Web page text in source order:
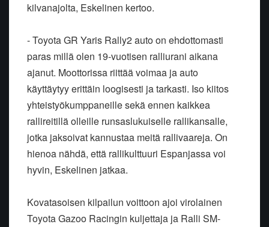
kilvanajolta, Eskelinen kertoo.
- Toyota GR Yaris Rally2 auto on ehdottomasti
paras millä olen 19-vuotisen ralliurani aikana
ajanut. Moottorissa riittää voimaa ja auto
käyttäytyy erittäin loogisesti ja tarkasti. Iso kiitos
yhteistyökumppaneille sekä ennen kaikkea
rallireitillä olleille runsaslukuiselle rallikansalle,
jotka jaksoivat kannustaa meitä rallivaareja. On
hienoa nähdä, että rallikulttuuri Espanjassa voi
hyvin, Eskelinen jatkaa.
Kovatasoisen kilpailun voittoon ajoi virolainen
Toyota Gazoo Racingin kuljettaja ja Ralli SM-